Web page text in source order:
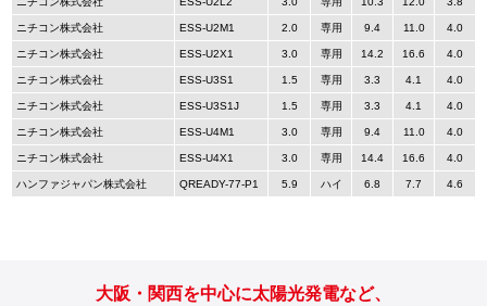
ニチコン株式会社 ESS-U2M1 2.0 専用 9.4 11.0 4.0
ニチコン株式会社 ESS-U2X1 3.0 専用 14.2 16.6 4.0
ニチコン株式会社 ESS-U3S1 1.5 専用 3.3 4.1 4.0
ニチコン株式会社 ESS-U3S1J 1.5 専用 3.3 4.1 4.0
ニチコン株式会社 ESS-U4M1 3.0 専用 9.4 11.0 4.0
ニチコン株式会社 ESS-U4X1 3.0 専用 14.4 16.6 4.0
ハンファジャパン株式会社 QREADY-77-P1 5.9 ハイ 6.8 7.7 4.6
大阪・関西を中心に太陽光発電など、